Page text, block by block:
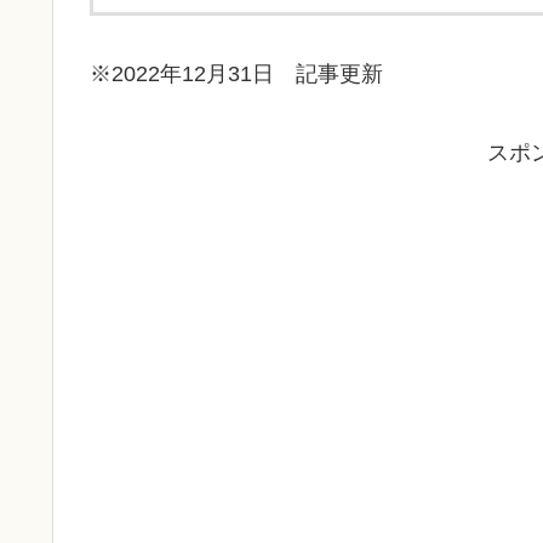
※2022年12月31日 記事更新
スポ